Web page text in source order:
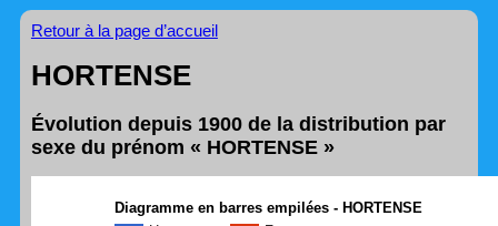
Retour à la page d’accueil
HORTENSE
Évolution depuis 1900 de la distribution par
sexe du prénom « HORTENSE »
Diagramme en barres empilées - HORTENSE